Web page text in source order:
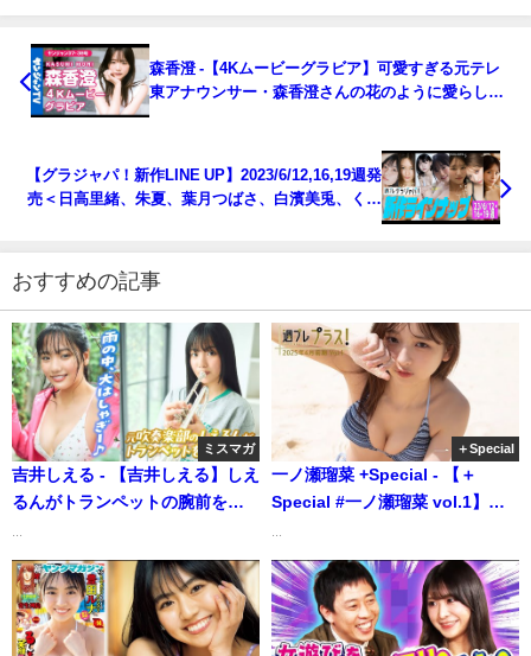
森香澄 -【4Kムービーグラビア】可愛すぎる元テレ
東アナウンサー・森香澄さんの花のように愛らしく
グ】（2023年08月10日） | ヤンジャンTV【集英社ヤ
ングジャンプ公式】さんより
【グラジャパ！新作LINE UP】2023/6/12,16,19週発
売＜日高里緒、朱夏、葉月つばさ、白濱美兎、くろ
おすすめの記事
ミスマガ
吉井しえる - 【吉井しえる】しえ
るんがトランペットの腕前を披
ンマガWeb】（2024年06月06
日） | ミスマガTVさんより
＋Special
一ノ瀬瑠菜 +Special - 【＋
Special #一ノ瀬瑠菜 vol.1】ち
ゃんの最新撮を沖縄からお届け!!
＜2025年4月前期＞―Luna
Ichinose（2025年03月31日） |
週プレChannel【集英社 週刊プ